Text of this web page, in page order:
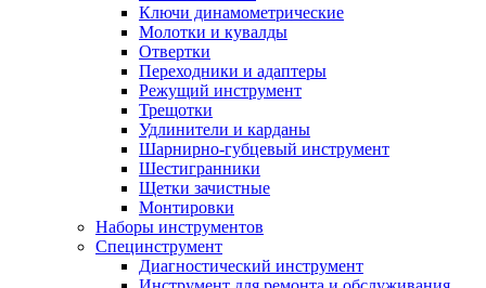
Ключи динамометрические
Молотки и кувалды
Отвертки
Переходники и адаптеры
Режущий инструмент
Трещотки
Удлинители и карданы
Шарнирно-губцевый инструмент
Шестигранники
Щетки зачистные
Монтировки
Наборы инструментов
Специнструмент
Диагностический инструмент